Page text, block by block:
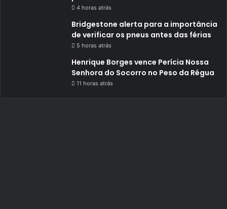
4 horas atrás
Bridgestone alerta para a importância
de verificar os pneus antes das férias
5 horas atrás
Henrique Borges vence Perícia Nossa
Senhora do Socorro no Peso da Régua
11 horas atrás